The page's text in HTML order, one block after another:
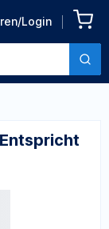
Login
den Produktdetails